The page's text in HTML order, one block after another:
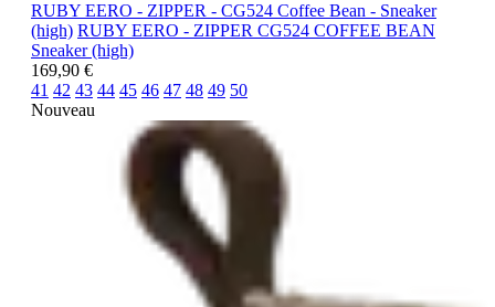
RUBY EERO - ZIPPER - CG524 Coffee Bean - Sneaker
(high) RUBY EERO - ZIPPER CG524 COFFEE BEAN
Sneaker (high)
169,90 €
41 42 43 44 45 46 47 48 49 50
Nouveau